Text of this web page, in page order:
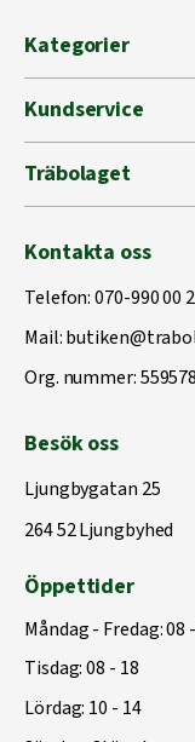
Kategorier
Kundservice
Träbolaget
Kontakta oss
Telefon:070-990 00
Mail:
Org. nummer:
Besök oss
Ljungbygatan 25
264 52 Ljungbyhed
Öppettider
Måndag - Fredag: 08
Tisdag: 08 - 18
Lördag: 10 - 14